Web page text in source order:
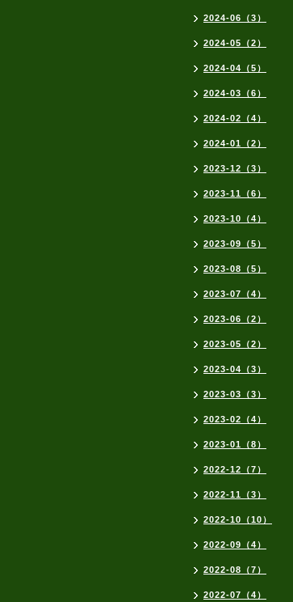
2024-06（3）
2024-05（2）
2024-04（5）
2024-03（6）
2024-02（4）
2024-01（2）
2023-12（3）
2023-11（6）
2023-10（4）
2023-09（5）
2023-08（5）
2023-07（4）
2023-06（2）
2023-05（2）
2023-04（3）
2023-03（3）
2023-02（4）
2023-01（8）
2022-12（7）
2022-11（3）
2022-10（10）
2022-09（4）
2022-08（7）
2022-07（4）